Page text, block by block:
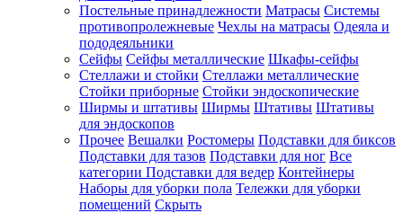
Постельные принадлежности Матрасы Системы
противопролежневые Чехлы на матрасы Одеяла и
пододеяльники
Сейфы Сейфы металлические Шкафы-сейфы
Стеллажи и стойки Стеллажи металлические
Стойки приборные Стойки эндоскопические
Ширмы и штативы Ширмы Штативы Штативы
для эндоскопов
Прочее Вешалки Ростомеры Подставки для биксов
Подставки для тазов Подставки для ног Все
категории Подставки для ведер Контейнеры
Наборы для уборки пола Тележки для уборки
помещений Скрыть